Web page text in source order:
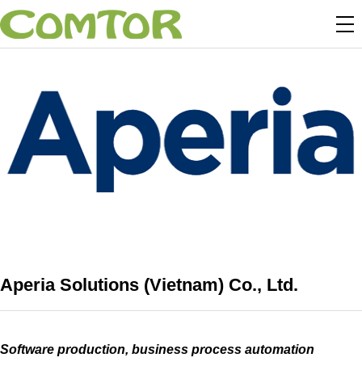
Aperia Solutions (Vietnam) Co., Ltd.
Software production, business process automation